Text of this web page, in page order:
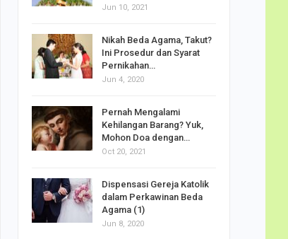
Jun 10, 2021
Nikah Beda Agama, Takut?
Ini Prosedur dan Syarat
Pernikahan…
Jun 4, 2020
Pernah Mengalami
Kehilangan Barang? Yuk,
Mohon Doa dengan…
Oct 20, 2021
Dispensasi Gereja Katolik
dalam Perkawinan Beda
Agama (1)
Jun 8, 2020